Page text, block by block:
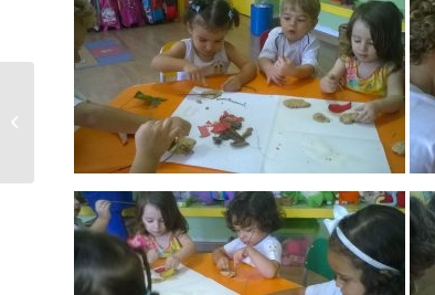
Our bilingual classes
get started